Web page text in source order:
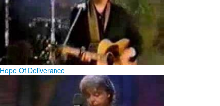
Hope Of Deliverance